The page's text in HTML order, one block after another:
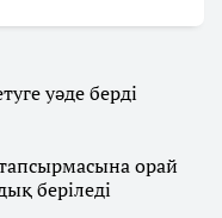
уәде берді
орай
беріледі